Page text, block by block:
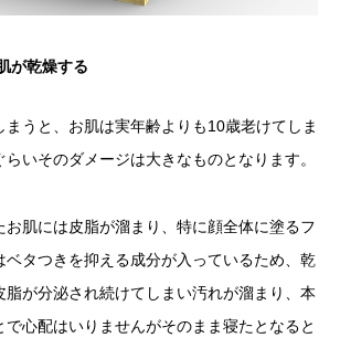
が乾燥する
うと、お肌は実年齢よりも10歳老けてしま
いそのダメージは大きなものとなります。
お肌には皮脂が溜まり、特に顔全体に塗るフ
ベタつきを抑える成分が入っているため、乾
脂が分泌され続けてしまい汚れが溜まり、本
心配はいりませんがそのまま寝たとなると